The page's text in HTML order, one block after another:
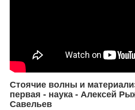
Стоячие волны и
первая - наука - Алексей
Савельев